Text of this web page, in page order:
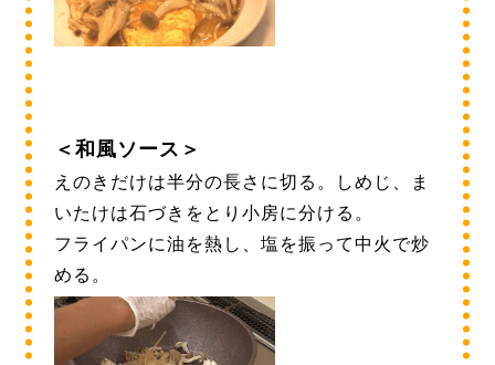
＜和風ソース＞
えのきだけは半分の長さに切る。しめじ、ま
いたけは石づきをとり小房に分ける。
フライパンに油を熱し、塩を振って中火で炒
める。